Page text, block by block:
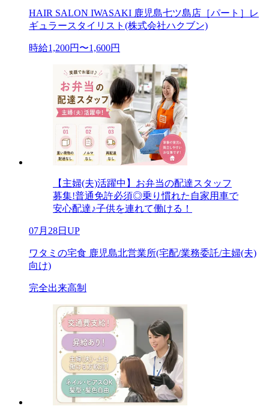
HAIR SALON IWASAKI 鹿児島七ツ島店［パート］レ
ギュラースタイリスト(株式会社ハクブン)
時給1,200円〜1,600円
【主婦(夫)活躍中】お弁当の配達スタッフ
募集!普通免許必須◎乗り慣れた自家用車で
安心配達♪子供を連れて働ける！
07月28日UP
ワタミの宅食 鹿児島北営業所(宅配/業務委託/主婦(夫)
向け)
完全出来高制